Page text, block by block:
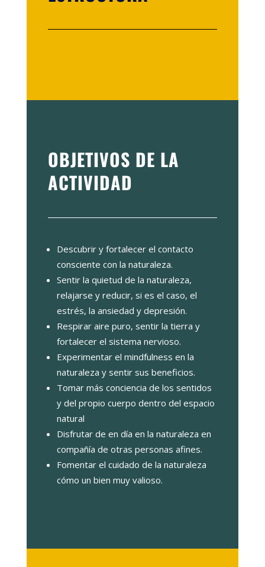
OBJETIVOS DE LA
ACTIVIDAD
Descubrir y fortalecer el contacto
consciente con la naturaleza.
Sentir la quietud de la naturaleza,
relajarse y reducir, si es el caso, el
estrés, la ansiedad y depresión.
Respirar aire puro, sentir la tierra y
fortalecer el sistema nervioso.
Experimentar el mindfulness en la
naturaleza y sentir sus beneficios.
Tomar más conciencia de los sentidos
y del propio cuerpo dentro del espacio
natural
Disfrutar de en día en la naturaleza en
compañía de otras personas afines.
Fomentar el cuidado de la naturaleza
cómo un bien muy valioso.